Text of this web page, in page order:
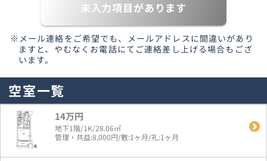
未入力項目があります
※メール連絡をご希望でも、メールアドレスに間違いがあり
ますと、やむなくお電話にてご連絡差し上げる場合もござ
います。
空室一覧
14万円
地下1階/1K/28.06㎡
管理・共益:8,000円/敷:1ヶ月/礼:1ヶ月